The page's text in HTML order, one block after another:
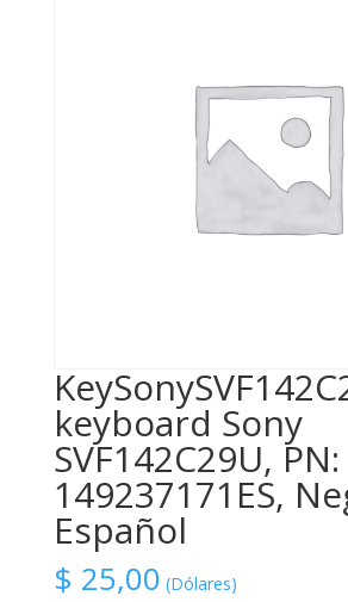
keyboard Sony
SVF142C29U, PN:
149237171ES,
Español
$ 25,00 (Dólares)